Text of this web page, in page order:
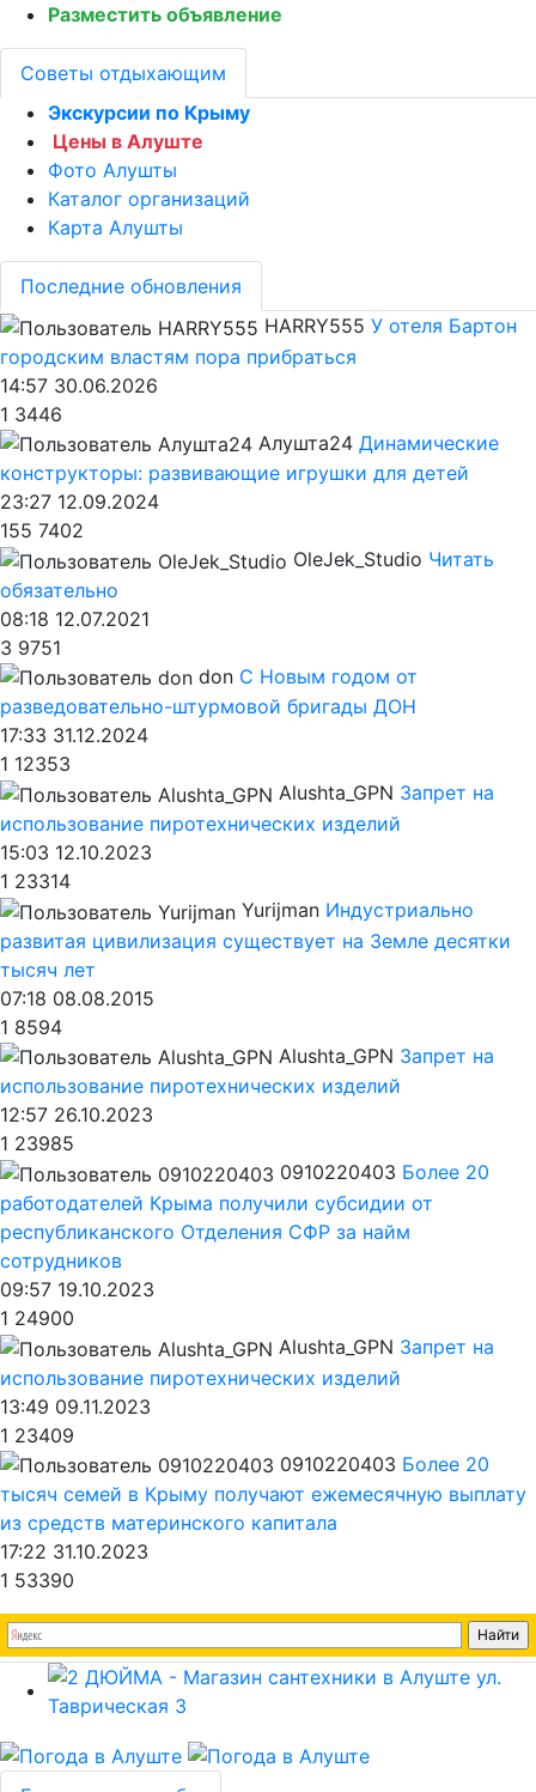
Разместить объявление
Советы отдыхающим
Экскурсии по Крыму
Цены в Алуште
Фото Алушты
Каталог организаций
Карта Алушты
Последние обновления
HARRY555 У отеля Бартон
городским властям пора прибраться
14:57 30.06.2026
1 3446
Алушта24 Динамические
конструкторы: развивающие игрушки для детей
23:27 12.09.2024
155 7402
OleJek_Studio Читать
обязательно
08:18 12.07.2021
3 9751
don С Новым годом от
разведовательно-штурмовой бригады ДОН
17:33 31.12.2024
1 12353
Alushta_GPN Запрет на
использование пиротехнических изделий
15:03 12.10.2023
1 23314
Yurijman Индустриально
развитая цивилизация существует на Земле десятки
тысяч лет
07:18 08.08.2015
1 8594
Alushta_GPN Запрет на
использование пиротехнических изделий
12:57 26.10.2023
1 23985
0910220403 Более 20
работодателей Крыма получили субсидии от
республиканского Отделения СФР за найм
сотрудников
09:57 19.10.2023
1 24900
Alushta_GPN Запрет на
использование пиротехнических изделий
13:49 09.11.2023
1 23409
0910220403 Более 20
тысяч семей в Крыму получают ежемесячную выплату
из средств материнского капитала
17:22 31.10.2023
1 53390